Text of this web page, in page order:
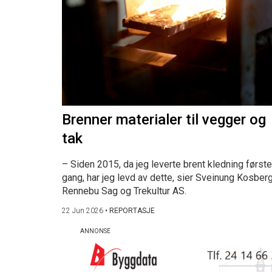
Brenner materialer til vegger og
tak
– Siden 2015, da jeg leverte brent kledning første
gang, har jeg levd av dette, sier Sveinung
Rennebu Sag og Trekultur AS.
22 Jun 2026 • REPORTASJE